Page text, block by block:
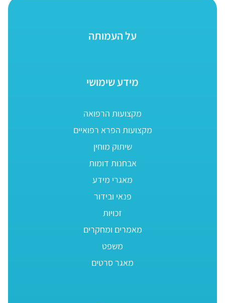
על העמותה
מידע שימושי
מקצועות הרפואה
מקצועות הפרא רפואיים
שיתוק מוחין
אבחנות דומות
מאגרי מידע
פנאי ובידור
זכויות
מאמרים ומחקרים
משפט
מאגר סרטים